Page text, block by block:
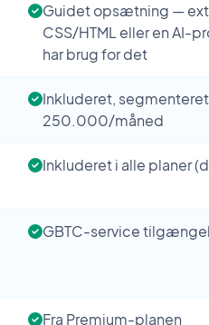
Guidet opsætning —
CSS/HTML eller en AI-
har brug for det
Inkluderet,
250.000/måned
Inkluderet i alle planer
GBTC-service
Fra Premium-planen